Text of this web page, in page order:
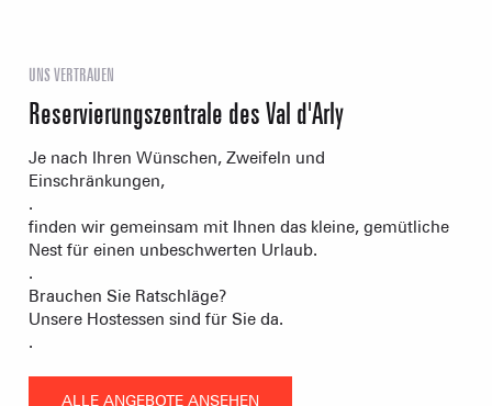
UNS VERTRAUEN
Reservierungszentrale des Val d'Arly
Je nach Ihren Wünschen, Zweifeln und
Einschränkungen,
.
finden wir gemeinsam mit Ihnen das kleine, gemütliche
Nest für einen unbeschwerten Urlaub.
.
Brauchen Sie Ratschläge?
Unsere Hostessen sind für Sie da.
.
ALLE ANGEBOTE ANSEHEN